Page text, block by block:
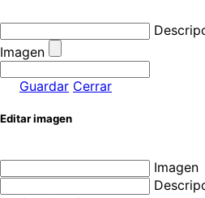
Imagen
Guardar Cerrar
Editar imagen
Imagen